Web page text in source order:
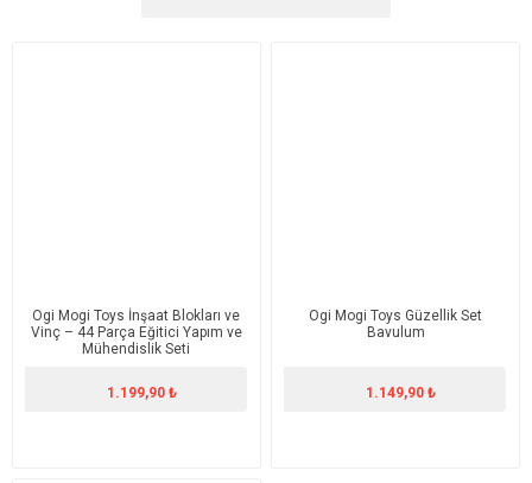
Ogi Mogi Toys İnşaat Blokları ve
Vinç – 44 Parça Eğitici Yapım ve
Mühendislik Seti
1.199,90 ₺
Ogi Mogi Toys Güzellik Set
Bavulum
1.149,90 ₺